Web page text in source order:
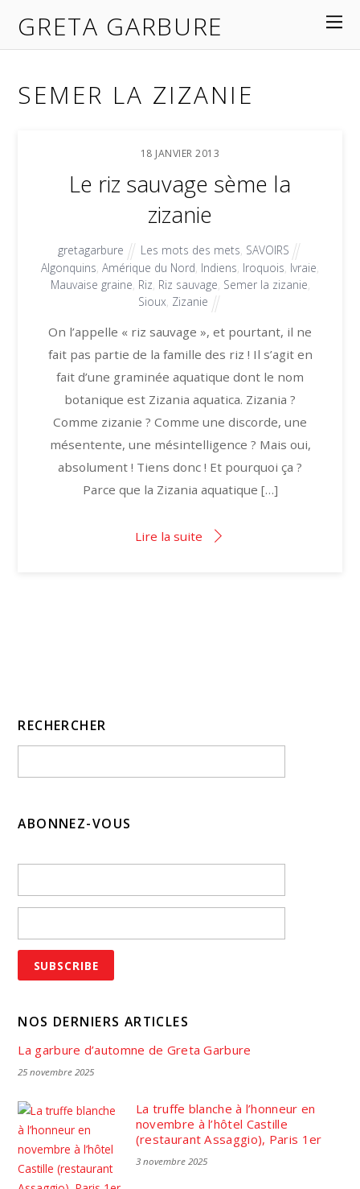
GRETA GARBURE
SEMER LA ZIZANIE
18 JANVIER 2013
Le riz sauvage sème la
zizanie
gretagarbure Les mots des mets, SAVOIRS
Algonquins, Amérique du Nord, Indiens, Iroquois, Ivraie,
Mauvaise graine, Riz, Riz sauvage, Semer la zizanie,
Sioux, Zizanie
On l’appelle « riz sauvage », et pourtant, il ne
fait pas partie de la famille des riz ! Il s’agit en
fait d’une graminée aquatique dont le nom
botanique est Zizania aquatica. Zizania ?
Comme zizanie ? Comme une discorde, une
mésentente, une mésintelligence ? Mais oui,
absolument ! Tiens donc ! Et pourquoi ça ?
Parce que la Zizania aquatique […]
Lire la suite
RECHERCHER
ABONNEZ-VOUS
NOS DERNIERS ARTICLES
La garbure d’automne de Greta Garbure
25 novembre 2025
La truffe blanche à l’honneur en
novembre à l’hôtel Castille
(restaurant Assaggio), Paris 1er
3 novembre 2025